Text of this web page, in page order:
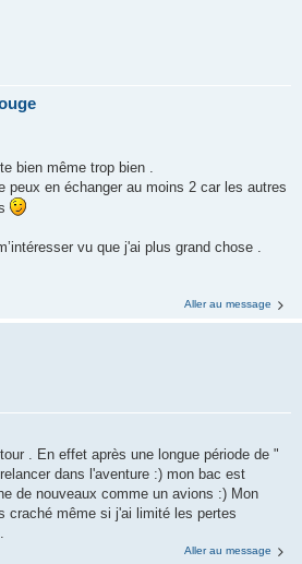
bien même trop bien .
peux en échanger au moins 2 car les autres
vu que j'ai plus grand chose .
Aller au message
. En effet après une longue période de "
dans l'aventure :) mon bac est
de nouveaux comme un avions :) Mon
craché même si j'ai limité les pertes
Aller au message